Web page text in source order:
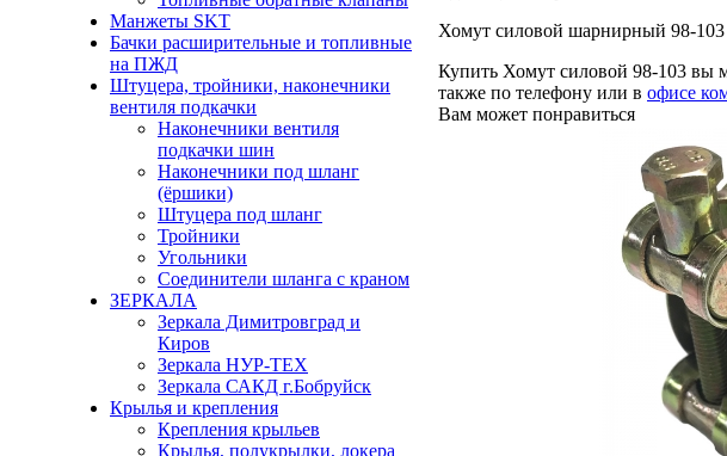
Манжеты SKT
Бачки расширительные и топливные
на ПЖД
Штуцера, тройники, наконечники
вентиля подкачки
Наконечники вентиля
подкачки шин
Наконечники под шланг
(ёршики)
Штуцера под шланг
Тройники
Угольники
Соединители шланга с краном
ЗЕРКАЛА
Зеркала Димитровград и
Киров
Зеркала НУР-ТЕХ
Зеркала САКД г.Бобруйск
Крылья и крепления
Крепления крыльев
Крылья, полукрылки, локера
Хомут силовой шарнирный 98-103
Купить Хомут силовой 98-103 вы
также по телефону или в офисе
Вам может понравиться